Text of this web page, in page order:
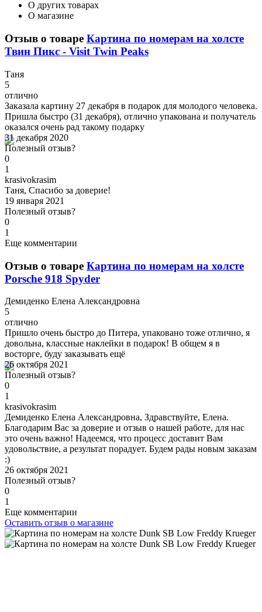
О других товарах
О магазине
Отзыв о товаре Картина по номерам на холсте
Твин Пикс - Visit Twin Peaks
Таня
5
отлично
Заказала картину 27 декабря в подарок для молодого человека.
Пришла быстро (31 декабря), отлично упакована и получатель
оказался очень рад такому подарку
31 декабря 2020
Полезный отзыв?
0
1
krasivokrasim
Таня, Спасибо за доверие!
19 января 2021
Полезный отзыв?
0
1
Еще комментарии
Отзыв о товаре Картина по номерам на холсте
Porsche 918 Spyder
Демиденко Елена Александровна
5
отлично
Пришло очень быстро до Питера, упаковано тоже отлично, я
довольна, классные наклейки в подарок! В общем я в
восторге, буду заказывать ещё
26 октября 2021
Полезный отзыв?
0
1
krasivokrasim
Демиденко Елена Александровна, Здравствуйте, Елена.
Благодарим Вас за доверие и отзыв о нашей работе, для нас
это очень важно! Надеемся, что процесс доставит Вам
удовольствие, а результат порадует. Будем рады новым заказам
:)
26 октября 2021
Полезный отзыв?
0
1
Еще комментарии
Оставить отзыв о магазине